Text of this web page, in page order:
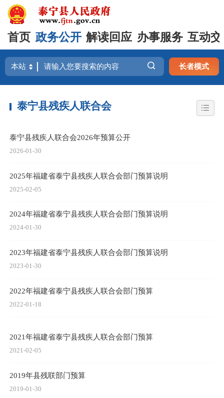
首页 政务公开 解读回应 办事服务 互动
长者模式
泰宁县残疾人联合会
泰宁县残疾人联合会2026年预算公开
2026-01-30
2025年福建省泰宁县残疾人联合会部门预算说明
2025-02-05
2024年福建省泰宁县残疾人联合会部门预算说明
2024-01-30
2023年福建省泰宁县残疾人联合会部门预算说明
2023-01-30
2022年福建省泰宁县残疾人联合会部门预算
2022-01-18
2021年福建省泰宁县残疾人联合会部门预算
2021-02-05
2019年县残联部门预算
2019-01-30